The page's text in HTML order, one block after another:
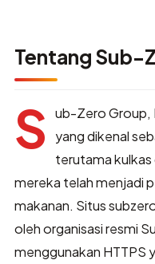
Tentang Sub-
S
ub-Zero Group,
yang dikenal
terutama kulkas
mereka telah menjadi
makanan. Situs
oleh organisasi resmi
menggunakan HTTPS